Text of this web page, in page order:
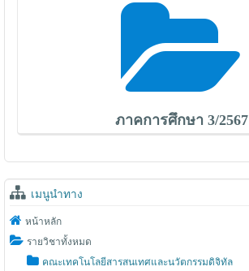
ภาคการศึกษา 3/2567
เมนูนำทาง
หน้าหลัก
รายวิชาทั้งหมด
คณะเทคโนโลยีสารสนเทศและนวัตกรรมดิจิทัล